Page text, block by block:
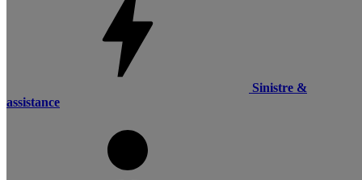
Sinistre &
assistance